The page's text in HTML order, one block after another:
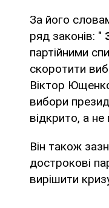
За його
ряд законів: "
партійними
скоротити
Віктор
вибори
відкрито, а
Він також
дострокові
вирішити